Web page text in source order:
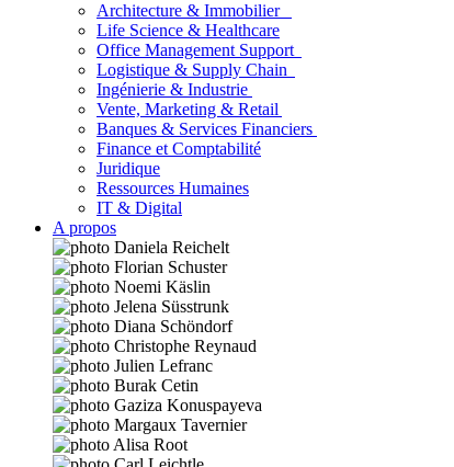
Architecture & Immobilier
Life Science & Healthcare
Office Management Support
Logistique & Supply Chain
Ingénierie & Industrie
Vente, Marketing & Retail
Banques & Services Financiers
Finance et Comptabilité
Juridique
Ressources Humaines
IT & Digital
A propos